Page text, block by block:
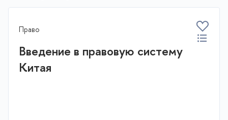
Право
Введение в правовую систему
Китая